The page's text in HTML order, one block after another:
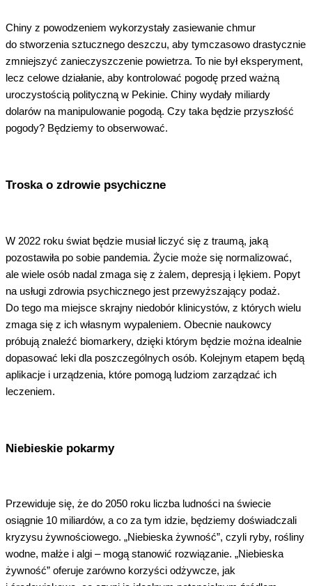
Chiny z powodzeniem wykorzystały zasiewanie chmur
do stworzenia sztucznego deszczu, aby tymczasowo drastycznie
zmniejszyć zanieczyszczenie powietrza. To nie był eksperyment,
lecz celowe działanie, aby kontrolować pogodę przed ważną
uroczystością polityczną w Pekinie. Chiny wydały miliardy
dolarów na manipulowanie pogodą. Czy taka będzie przyszłość
pogody? Będziemy to obserwować.
Troska o zdrowie psychiczne
W 2022 roku świat będzie musiał liczyć się z traumą, jaką
pozostawiła po sobie pandemia. Życie może się normalizować,
ale wiele osób nadal zmaga się z żalem, depresją i lękiem. Popyt
na usługi zdrowia psychicznego jest przewyższający podaż.
Do tego ma miejsce skrajny niedobór klinicystów, z których wielu
zmaga się z ich własnym wypaleniem. Obecnie naukowcy
próbują znaleźć biomarkery, dzięki którym będzie można idealnie
dopasować leki dla poszczególnych osób. Kolejnym etapem będą
aplikacje i urządzenia, które pomogą ludziom zarządzać ich
leczeniem.
Niebieskie pokarmy
Przewiduje się, że do 2050 roku liczba ludności na świecie
osiągnie 10 miliardów, a co za tym idzie, będziemy doświadczali
kryzysu żywnościowego. „Niebieska żywność”, czyli ryby, rośliny
wodne, małże i algi – mogą stanowić rozwiązanie. „Niebieska
żywność” oferuje zarówno korzyści odżywcze, jak